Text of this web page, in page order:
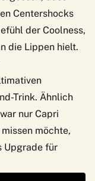
Centershocks
der Coolness,
die Lippen hielt.
Trink. Ähnlich
nur Capri
möchte,
Upgrade für